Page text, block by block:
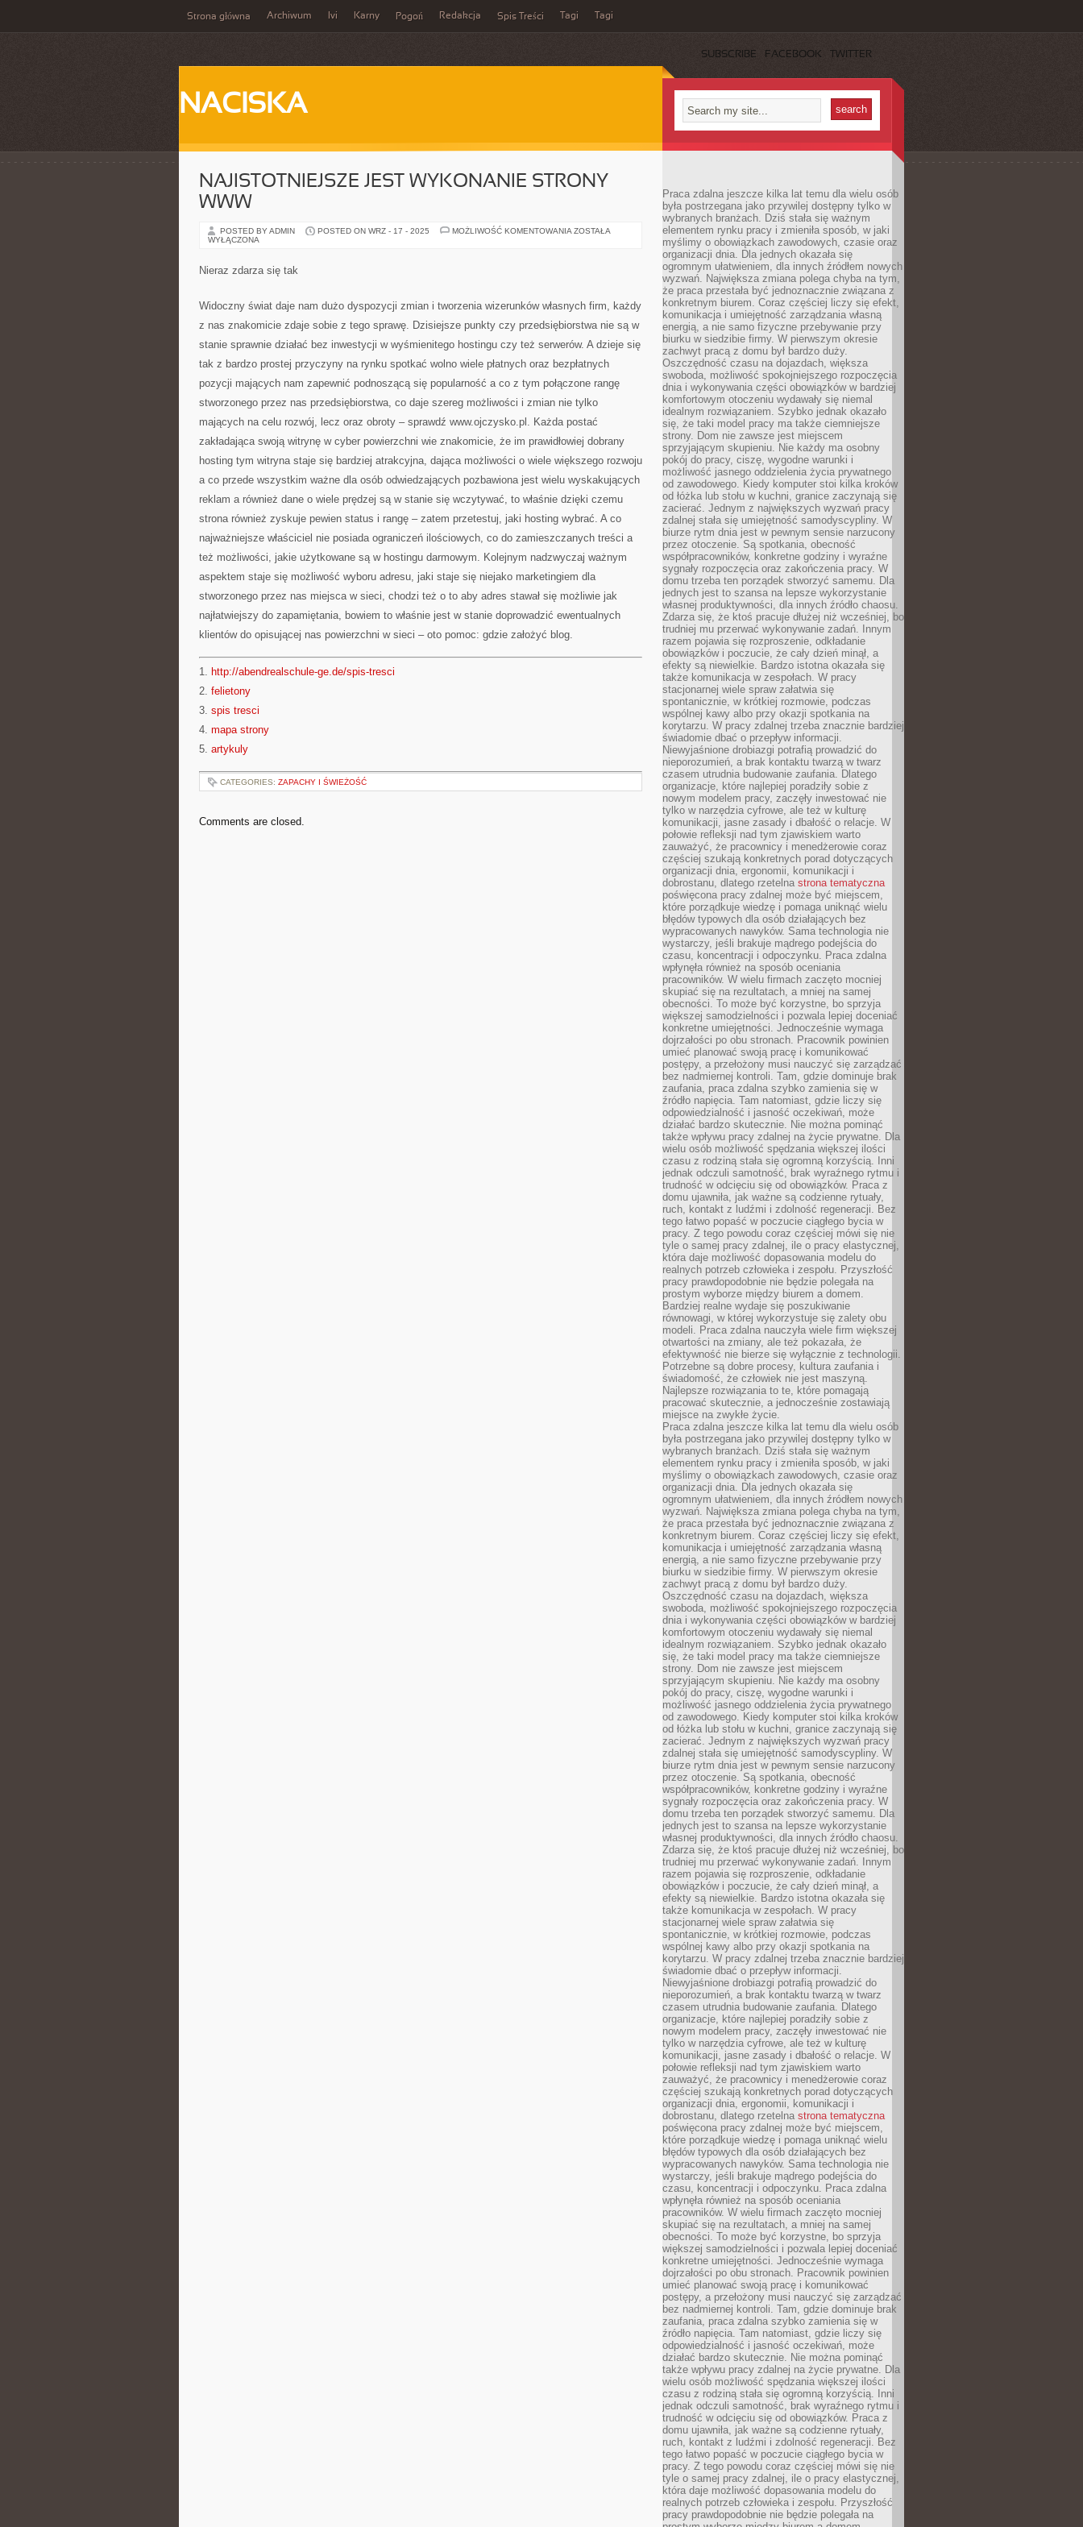
Strona główna Archiwum Ivi Karny Pogoń Redakcja Spis Treści Tagi Tagi
SUBSCRIBE FACEBOOK TWITTER
NACISKA
NAJISTOTNIEJSZE JEST WYKONANIE STRONY
WWW
POSTED BY ADMIN POSTED ON WRZ - 17 - 2025 MOŻLIWOŚĆ KOMENTOWANIA NAJISTOTNIEJSZE
ZOSTAŁA
WYŁĄCZONA
Nieraz zdarza się tak
Widoczny świat daje nam dużo dyspozycji zmian i tworzenia wizerunków własnych firm, każdy
z nas znakomicie zdaje sobie z tego sprawę. Dzisiejsze punkty czy przedsiębiorstwa nie są w
stanie sprawnie działać bez inwestycji w wyśmienitego hostingu czy też serwerów. A dzieje się
tak z bardzo prostej przyczyny na rynku spotkać wolno wiele płatnych oraz bezpłatnych
pozycji mających nam zapewnić podnoszącą się popularność a co z tym połączone rangę
stworzonego przez nas przedsiębiorstwa, co daje szereg możliwości i zmian nie tylko
mających na celu rozwój, lecz oraz obroty – sprawdź www.ojczysko.pl. Każda postać
zakładająca swoją witrynę w cyber powierzchni wie znakomicie, że im prawidłowiej dobrany
hosting tym witryna staje się bardziej atrakcyjna, dająca możliwości o wiele większego rozwoju
a co przede wszystkim ważne dla osób odwiedzających pozbawiona jest wielu wyskakujących
reklam a również dane o wiele prędzej są w stanie się wczytywać, to właśnie dzięki czemu
strona również zyskuje pewien status i rangę – zatem przetestuj, jaki hosting wybrać. A co
najważniejsze właściciel nie posiada ograniczeń ilościowych, co do zamieszczanych treści a
też możliwości, jakie użytkowane są w hostingu darmowym. Kolejnym nadzwyczaj ważnym
aspektem staje się możliwość wyboru adresu, jaki staje się niejako marketingiem dla
stworzonego przez nas miejsca w sieci, chodzi też o to aby adres stawał się możliwie jak
najłatwiejszy do zapamiętania, bowiem to właśnie jest w stanie doprowadzić ewentualnych
klientów do opisującej nas powierzchni w sieci – oto pomoc: gdzie założyć blog.
1. http://abendrealschule-ge.de/spis-tresci
2. felietony
3. spis tresci
4. mapa strony
5. artykuly
CATEGORIES: ZAPACHY I ŚWIEŻOŚĆ
Comments are closed.
Praca zdalna jeszcze kilka lat temu dla wielu osób
była postrzegana jako przywilej dostępny tylko w
wybranych branżach. Dziś stała się ważnym
elementem rynku pracy i zmieniła sposób, w jaki
myślimy o obowiązkach zawodowych, czasie oraz
organizacji dnia. Dla jednych okazała się
ogromnym ułatwieniem, dla innych źródłem nowych
wyzwań. Największa zmiana polega chyba na tym,
że praca przestała być jednoznacznie związana z
konkretnym biurem. Coraz częściej liczy się efekt,
komunikacja i umiejętność zarządzania własną
energią, a nie samo fizyczne przebywanie przy
biurku w siedzibie firmy. W pierwszym okresie
zachwyt pracą z domu był bardzo duży.
Oszczędność czasu na dojazdach, większa
swoboda, możliwość spokojniejszego rozpoczęcia
dnia i wykonywania części obowiązków w bardziej
komfortowym otoczeniu wydawały się niemal
idealnym rozwiązaniem. Szybko jednak okazało
się, że taki model pracy ma także ciemniejsze
strony. Dom nie zawsze jest miejscem
sprzyjającym skupieniu. Nie każdy ma osobny
pokój do pracy, ciszę, wygodne warunki i
możliwość jasnego oddzielenia życia prywatnego
od zawodowego. Kiedy komputer stoi kilka kroków
od łóżka lub stołu w kuchni, granice zaczynają się
zacierać. Jednym z największych wyzwań pracy
zdalnej stała się umiejętność samodyscypliny. W
biurze rytm dnia jest w pewnym sensie narzucony
przez otoczenie. Są spotkania, obecność
współpracowników, konkretne godziny i wyraźne
sygnały rozpoczęcia oraz zakończenia pracy. W
domu trzeba ten porządek stworzyć samemu. Dla
jednych jest to szansa na lepsze wykorzystanie
własnej produktywności, dla innych źródło chaosu.
Zdarza się, że ktoś pracuje dłużej niż wcześniej, bo
trudniej mu przerwać wykonywanie zadań. Innym
razem pojawia się rozproszenie, odkładanie
obowiązków i poczucie, że cały dzień minął, a
efekty są niewielkie. Bardzo istotna okazała się
także komunikacja w zespołach. W pracy
stacjonarnej wiele spraw załatwia się
spontanicznie, w krótkiej rozmowie, podczas
wspólnej kawy albo przy okazji spotkania na
korytarzu. W pracy zdalnej trzeba znacznie bardziej
świadomie dbać o przepływ informacji.
Niewyjaśnione drobiazgi potrafią prowadzić do
nieporozumień, a brak kontaktu twarzą w twarz
czasem utrudnia budowanie zaufania. Dlatego
organizacje, które najlepiej poradziły sobie z
nowym modelem pracy, zaczęły inwestować nie
tylko w narzędzia cyfrowe, ale też w kulturę
komunikacji, jasne zasady i dbałość o relacje. W
połowie refleksji nad tym zjawiskiem warto
zauważyć, że pracownicy i menedżerowie coraz
częściej szukają konkretnych porad dotyczących
organizacji dnia, ergonomii, komunikacji i
dobrostanu, dlatego rzetelna strona tematyczna
poświęcona pracy zdalnej może być miejscem,
które porządkuje wiedzę i pomaga uniknąć wielu
błędów typowych dla osób działających bez
wypracowanych nawyków. Sama technologia nie
wystarczy, jeśli brakuje mądrego podejścia do
czasu, koncentracji i odpoczynku. Praca zdalna
wpłynęła również na sposób oceniania
pracowników. W wielu firmach zaczęto mocniej
skupiać się na rezultatach, a mniej na samej
obecności. To może być korzystne, bo sprzyja
większej samodzielności i pozwala lepiej doceniać
konkretne umiejętności. Jednocześnie wymaga
dojrzałości po obu stronach. Pracownik powinien
umieć planować swoją pracę i komunikować
postępy, a przełożony musi nauczyć się zarządzać
bez nadmiernej kontroli. Tam, gdzie dominuje brak
zaufania, praca zdalna szybko zamienia się w
źródło napięcia. Tam natomiast, gdzie liczy się
odpowiedzialność i jasność oczekiwań, może
działać bardzo skutecznie. Nie można pominąć
także wpływu pracy zdalnej na życie prywatne. Dla
wielu osób możliwość spędzania większej ilości
czasu z rodziną stała się ogromną korzyścią. Inni
jednak odczuli samotność, brak wyraźnego rytmu i
trudność w odcięciu się od obowiązków. Praca z
domu ujawniła, jak ważne są codzienne rytuały,
ruch, kontakt z ludźmi i zdolność regeneracji. Bez
tego łatwo popaść w poczucie ciągłego bycia w
pracy. Z tego powodu coraz częściej mówi się nie
tyle o samej pracy zdalnej, ile o pracy elastycznej,
która daje możliwość dopasowania modelu do
realnych potrzeb człowieka i zespołu. Przyszłość
pracy prawdopodobnie nie będzie polegała na
prostym wyborze między biurem a domem.
Bardziej realne wydaje się poszukiwanie
równowagi, w której wykorzystuje się zalety obu
modeli. Praca zdalna nauczyła wiele firm większej
otwartości na zmiany, ale też pokazała, że
efektywność nie bierze się wyłącznie z technologii.
Potrzebne są dobre procesy, kultura zaufania i
świadomość, że człowiek nie jest maszyną.
Najlepsze rozwiązania to te, które pomagają
pracować skutecznie, a jednocześnie zostawiają
miejsce na zwykłe życie.
Praca zdalna jeszcze kilka lat temu dla wielu osób
była postrzegana jako przywilej dostępny tylko w
wybranych branżach. Dziś stała się ważnym
elementem rynku pracy i zmieniła sposób, w jaki
myślimy o obowiązkach zawodowych, czasie oraz
organizacji dnia. Dla jednych okazała się
ogromnym ułatwieniem, dla innych źródłem nowych
wyzwań. Największa zmiana polega chyba na tym,
że praca przestała być jednoznacznie związana z
konkretnym biurem. Coraz częściej liczy się efekt,
komunikacja i umiejętność zarządzania własną
energią, a nie samo fizyczne przebywanie przy
biurku w siedzibie firmy. W pierwszym okresie
zachwyt pracą z domu był bardzo duży.
Oszczędność czasu na dojazdach, większa
swoboda, możliwość spokojniejszego rozpoczęcia
dnia i wykonywania części obowiązków w bardziej
komfortowym otoczeniu wydawały się niemal
idealnym rozwiązaniem. Szybko jednak okazało
się, że taki model pracy ma także ciemniejsze
strony. Dom nie zawsze jest miejscem
sprzyjającym skupieniu. Nie każdy ma osobny
pokój do pracy, ciszę, wygodne warunki i
możliwość jasnego oddzielenia życia prywatnego
od zawodowego. Kiedy komputer stoi kilka kroków
od łóżka lub stołu w kuchni, granice zaczynają się
zacierać. Jednym z największych wyzwań pracy
zdalnej stała się umiejętność samodyscypliny. W
biurze rytm dnia jest w pewnym sensie narzucony
przez otoczenie. Są spotkania, obecność
współpracowników, konkretne godziny i wyraźne
sygnały rozpoczęcia oraz zakończenia pracy. W
domu trzeba ten porządek stworzyć samemu. Dla
jednych jest to szansa na lepsze wykorzystanie
własnej produktywności, dla innych źródło chaosu.
Zdarza się, że ktoś pracuje dłużej niż wcześniej, bo
trudniej mu przerwać wykonywanie zadań. Innym
razem pojawia się rozproszenie, odkładanie
obowiązków i poczucie, że cały dzień minął, a
efekty są niewielkie. Bardzo istotna okazała się
także komunikacja w zespołach. W pracy
stacjonarnej wiele spraw załatwia się
spontanicznie, w krótkiej rozmowie, podczas
wspólnej kawy albo przy okazji spotkania na
korytarzu. W pracy zdalnej trzeba znacznie bardziej
świadomie dbać o przepływ informacji.
Niewyjaśnione drobiazgi potrafią prowadzić do
nieporozumień, a brak kontaktu twarzą w twarz
czasem utrudnia budowanie zaufania. Dlatego
organizacje, które najlepiej poradziły sobie z
nowym modelem pracy, zaczęły inwestować nie
tylko w narzędzia cyfrowe, ale też w kulturę
komunikacji, jasne zasady i dbałość o relacje. W
połowie refleksji nad tym zjawiskiem warto
zauważyć, że pracownicy i menedżerowie coraz
częściej szukają konkretnych porad dotyczących
organizacji dnia, ergonomii, komunikacji i
dobrostanu, dlatego rzetelna strona tematyczna
poświęcona pracy zdalnej może być miejscem,
które porządkuje wiedzę i pomaga uniknąć wielu
błędów typowych dla osób działających bez
wypracowanych nawyków. Sama technologia nie
wystarczy, jeśli brakuje mądrego podejścia do
czasu, koncentracji i odpoczynku. Praca zdalna
wpłynęła również na sposób oceniania
pracowników. W wielu firmach zaczęto mocniej
skupiać się na rezultatach, a mniej na samej
obecności. To może być korzystne, bo sprzyja
większej samodzielności i pozwala lepiej doceniać
konkretne umiejętności. Jednocześnie wymaga
dojrzałości po obu stronach. Pracownik powinien
umieć planować swoją pracę i komunikować
postępy, a przełożony musi nauczyć się zarządzać
bez nadmiernej kontroli. Tam, gdzie dominuje brak
zaufania, praca zdalna szybko zamienia się w
źródło napięcia. Tam natomiast, gdzie liczy się
odpowiedzialność i jasność oczekiwań, może
działać bardzo skutecznie. Nie można pominąć
także wpływu pracy zdalnej na życie prywatne. Dla
wielu osób możliwość spędzania większej ilości
czasu z rodziną stała się ogromną korzyścią. Inni
jednak odczuli samotność, brak wyraźnego rytmu i
trudność w odcięciu się od obowiązków. Praca z
domu ujawniła, jak ważne są codzienne rytuały,
ruch, kontakt z ludźmi i zdolność regeneracji. Bez
tego łatwo popaść w poczucie ciągłego bycia w
pracy. Z tego powodu coraz częściej mówi się nie
tyle o samej pracy zdalnej, ile o pracy elastycznej,
która daje możliwość dopasowania modelu do
realnych potrzeb człowieka i zespołu. Przyszłość
pracy prawdopodobnie nie będzie polegała na